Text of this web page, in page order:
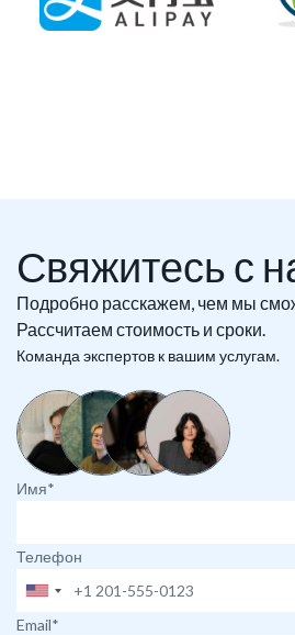
Свяжитесь с
Подробно расскажем, чем мы
Рассчитаем стоимость и сроки.
Команда экспертов к вашим услугам.
Имя*
Телефон
Email*